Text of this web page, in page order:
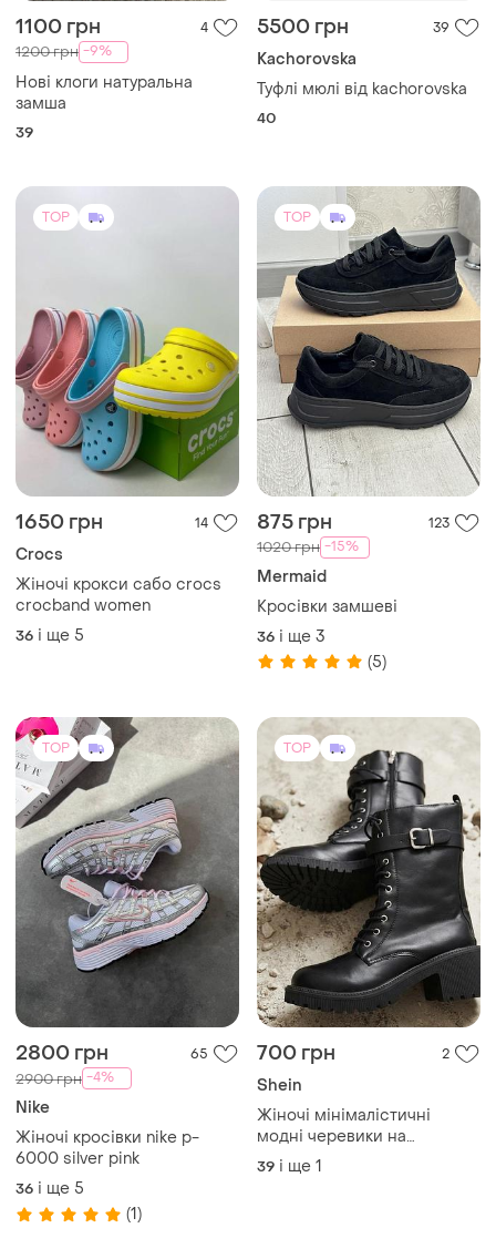
39
TOP
1650 грн 14
Crocs
Жіночі крокси сабо crocs
crocband women
36 і ще 5
875 грн 123
1020 грн -15%
Mermaid
Кросівки замшеві
36 і ще 3
(5)
TOP
2800 грн
2900 грн -4%
Жіночі кросівки nike p-
6000 silver pink
36 і ще 5
TOP
700 грн 2
Shein
Жіночі мінімалістичні
модні черевики на
масивному підборі від
бренду shein
39 і ще 1
TOP